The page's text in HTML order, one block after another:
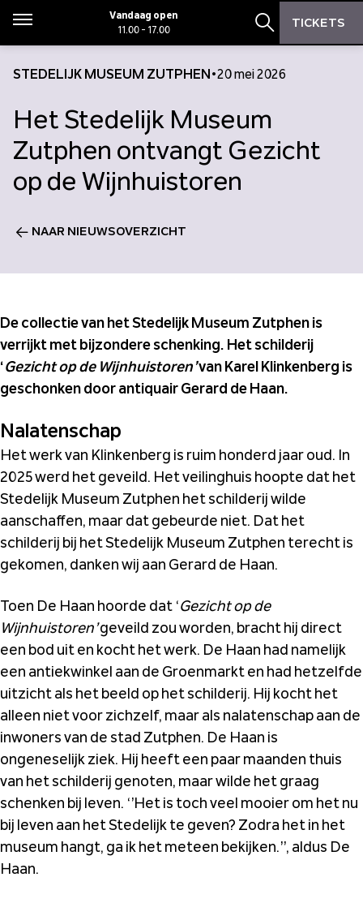
Menu
Vandaag open
11.00 - 17.00
Zoekbalk
TICKETS
Zoeken Zoeken
NAAR NIEUWSOVERZICHT
STEDELIJK MUSEUM ZUTPHEN•20 mei 2026
Het Stedelijk Museum
Zutphen ontvangt Gezicht
op de Wijnhuistoren
De collectie van het Stedelijk Museum Zutphen is
verrijkt met bijzondere schenking. Het schilderij
‘Gezicht op de Wijnhuistoren’van Karel Klinkenberg is
geschonken door antiquair Gerard de Haan.
Nalatenschap
Het werk van Klinkenberg is ruim honderd jaar oud. In
2025 werd het geveild. Het veilinghuis hoopte dat het
Stedelijk Museum Zutphen het schilderij wilde
aanschaffen, maar dat gebeurde niet. Dat het
schilderij bij het Stedelijk Museum Zutphen terecht is
gekomen, danken wij aan Gerard de Haan.
Toen De Haan hoorde dat ‘Gezicht op de
Wijnhuistoren’geveild zou worden, bracht hij direct
een bod uit en kocht het werk. De Haan had namelijk
een antiekwinkel aan de Groenmarkt en had hetzelfde
uitzicht als het beeld op het schilderij. Hij kocht het
alleen niet voor zichzelf, maar als nalatenschap aan de
inwoners van de stad Zutphen. De Haan is
ongeneselijk ziek. Hij heeft een paar maanden thuis
van het schilderij genoten, maar wilde het graag
schenken bij leven. ‘’Het is toch veel mooier om het nu
bij leven aan het Stedelijk te geven? Zodra het in het
museum hangt, ga ik het meteen bekijken.’’, aldus De
Haan.